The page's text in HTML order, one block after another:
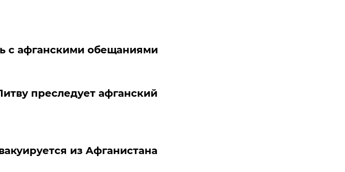
с афганскими обещаниями
преследует афганский
из Афганистана